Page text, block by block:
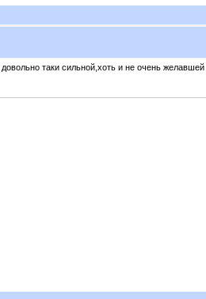
таки сильной,хоть и не очень